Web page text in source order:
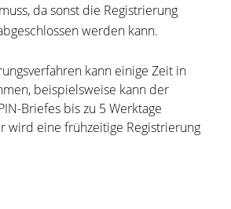
da sonst die Registrierung
werden kann.
kann einige Zeit in
beispielsweise kann der
Briefes bis zu 5 Werktage
wird eine frühzeitige Registrierung